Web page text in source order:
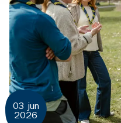
03 jun
2026